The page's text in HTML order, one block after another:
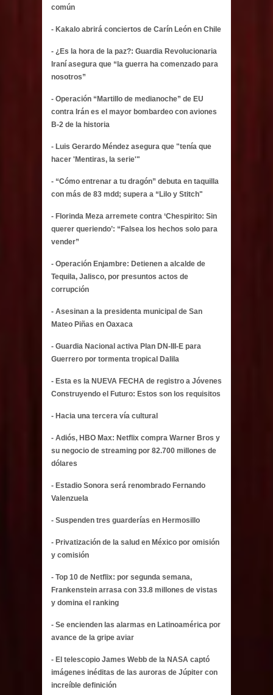
común
- Kakalo abrirá conciertos de Carín León en Chile
- ¿Es la hora de la paz?: Guardia Revolucionaria
Iraní asegura que “la guerra ha comenzado para
nosotros”
- Operación “Martillo de medianoche” de EU
contra Irán es el mayor bombardeo con aviones
B-2 de la historia
- Luis Gerardo Méndez asegura que "tenía que
hacer 'Mentiras, la serie'"
- “Cómo entrenar a tu dragón” debuta en taquilla
con más de 83 mdd; supera a “Lilo y Stitch"
- Florinda Meza arremete contra ‘Chespirito: Sin
querer queriendo’: “Falsea los hechos solo para
vender”
- Operación Enjambre: Detienen a alcalde de
Tequila, Jalisco, por presuntos actos de
corrupción
- Asesinan a la presidenta municipal de San
Mateo Piñas en Oaxaca
- Guardia Nacional activa Plan DN-III-E para
Guerrero por tormenta tropical Dalila
- Esta es la NUEVA FECHA de registro a Jóvenes
Construyendo el Futuro: Estos son los requisitos
- Hacia una tercera vía cultural
- Adiós, HBO Max: Netflix compra Warner Bros y
su negocio de streaming por 82.700 millones de
dólares
- Estadio Sonora será renombrado Fernando
Valenzuela
- Suspenden tres guarderías en Hermosillo
- Privatización de la salud en México por omisión
y comisión
- Top 10 de Netflix: por segunda semana,
Frankenstein arrasa con 33.8 millones de vistas
y domina el ranking
- Se encienden las alarmas en Latinoamérica por
avance de la gripe aviar
- El telescopio James Webb de la NASA captó
imágenes inéditas de las auroras de Júpiter con
increíble definición